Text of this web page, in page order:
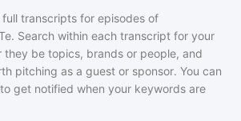
transcripts for episodes of
. Search within each transcript for your
they be topics, brands or people, and
pitching as a guest or sponsor. You can
get notified when your keywords are